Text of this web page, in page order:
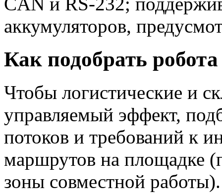
аккумуляторов,
Как подобрать
Чтобы логистические и
управляемый эффект,
потоков и требований к
маршрутов на площадке
зоны совместной